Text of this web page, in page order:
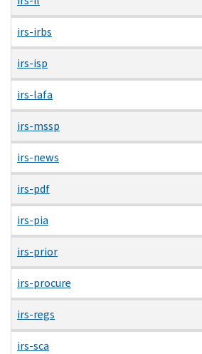
irs-irbs
irs-isp
irs-lafa
irs-mssp
irs-news
irs-pdf
irs-pia
irs-prior
irs-procure
irs-regs
irs-sca